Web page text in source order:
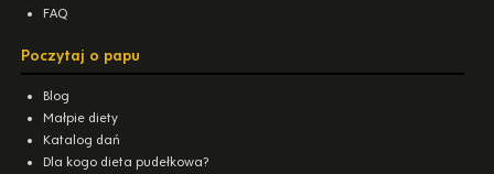
FAQ
Poczytaj o papu
Blog
Małpie diety
Katalog dań
Dla kogo dieta pudełkowa?